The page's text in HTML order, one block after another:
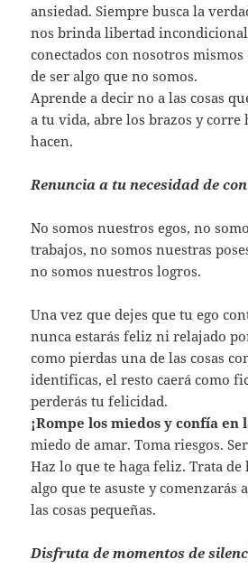
ansiedad. Siempre busca la
nos brinda libertad
conectados con nosotros
de ser algo que no somos.
Aprende a decir no a las cosas
a tu vida, abre los brazos y corre
hacen.
Renuncia a tu necesidad de
No somos nuestros egos, no
trabajos, no somos nuestras
no somos nuestros logros.
Una vez que dejes que tu ego
nunca estarás feliz ni relajado
como pierdas una de las cosas
identificas, el resto caerá como
perderás tu felicidad.
¡Rompe los miedos y confía en
miedo de amar. Toma riesgos.
Haz lo que te haga feliz. Trata de
algo que te asuste y comenzarás
las cosas pequeñas.
Disfruta de momentos de